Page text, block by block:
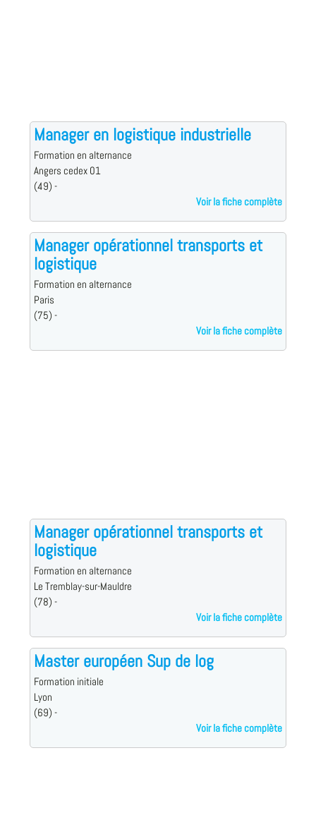
Manager en logistique industrielle
Formation en alternance
Angers cedex 01
(49) -
Voir la fiche complète
Manager opérationnel transports et
logistique
Formation en alternance
Paris
(75) -
Voir la fiche complète
Manager opérationnel transports et
logistique
Formation en alternance
Le Tremblay-sur-Mauldre
(78) -
Voir la fiche complète
Master européen Sup de log
Formation initiale
Lyon
(69) -
Voir la fiche complète